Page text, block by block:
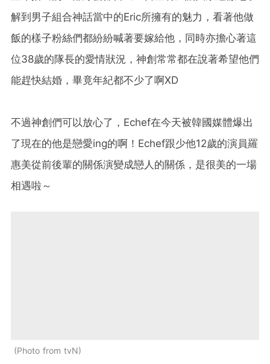
解到男子組合神話當中的Eric所擁有的魅力，看著他做
飯的樣子粉絲們都紛紛喊著要嫁給他，同時亦擔心著這
位38歲的隊長的愛情狀況，神創常常都在說著希望他們
能趕快結婚，畢竟年紀都不少了啊XD
不過神創們可以放心了，Echef在今天被韓國媒體爆出
了現在的他是戀愛ing的啊！Echef跟少他12歲的演員羅
惠美從前後輩的關係演變成戀人的關係，是很美的一場
相遇啦～
Photo from tvN